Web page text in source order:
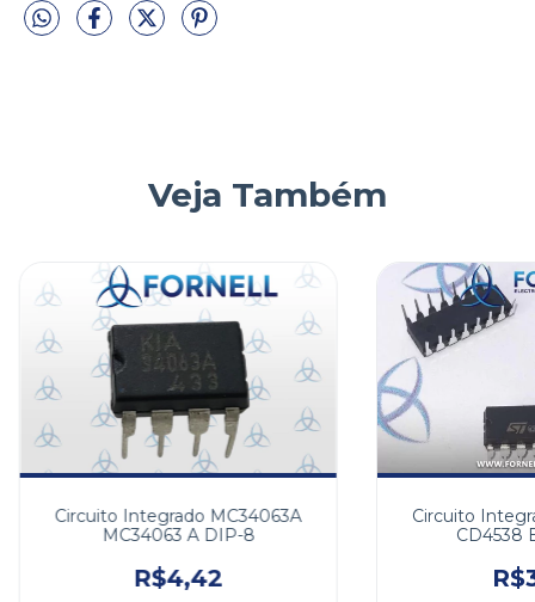
Veja Também
Circuito Integrado MC34063A
MC34063 A DIP-8
R$4,42
Circuito
CD4538